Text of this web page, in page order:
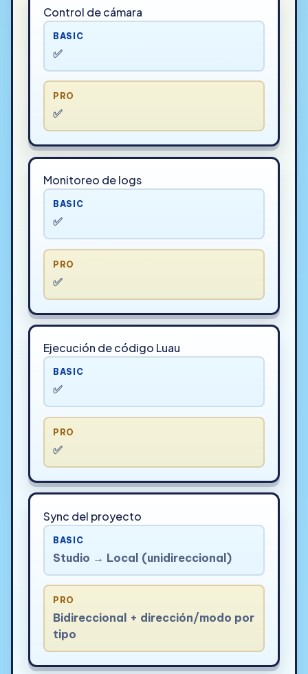
Control de cámara
BASIC
✅
PRO
✅
Monitoreo de logs
BASIC
✅
PRO
✅
Ejecución de código Luau
BASIC
✅
PRO
✅
Sync del proyecto
BASIC
Studio → Local (unidireccional)
PRO
Bidireccional + dirección/modo por
tipo